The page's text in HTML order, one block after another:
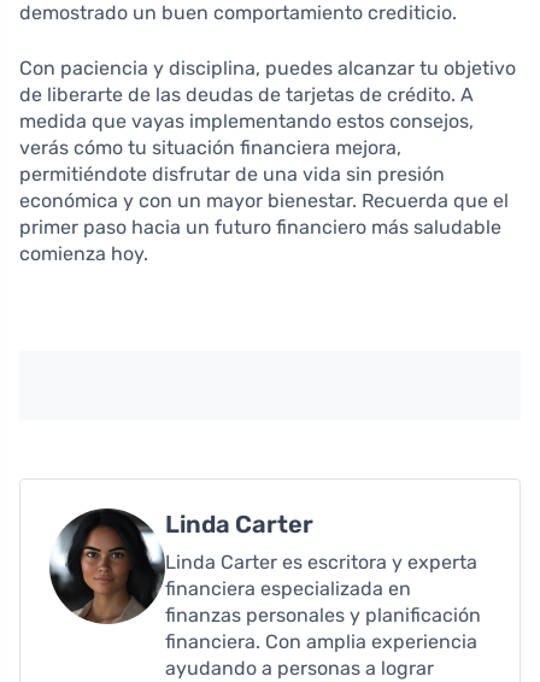
demostrado un buen comportamiento crediticio.
Con paciencia y disciplina, puedes alcanzar tu objetivo
de liberarte de las deudas de tarjetas de crédito. A
medida que vayas implementando estos consejos,
verás cómo tu situación financiera mejora,
permitiéndote disfrutar de una vida sin presión
económica y con un mayor bienestar. Recuerda que el
primer paso hacia un futuro financiero más saludable
comienza hoy.
Linda Carter
Linda Carter es escritora y experta
financiera especializada en
finanzas personales y planificación
financiera. Con amplia experiencia
ayudando a personas a lograr